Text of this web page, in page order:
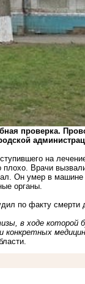
проверка.
на
Врачи
Он умер в
органы.
по факту смерти
в ходе
конкретных